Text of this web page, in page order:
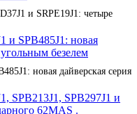
и SRPE19J1: четыре
новая дайверская серия